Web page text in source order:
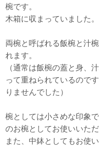
椀です。
木箱に収まっていました。
両椀と呼ばれる飯椀と汁
れます。
（通常は飯椀の蓋と身、
って重ねられているので
りませんでした）
椀としては小さめな印象
のお椀としてお使いいた
また、中鉢としてもお使